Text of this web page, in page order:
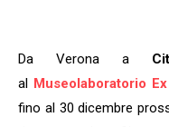
Da Verona a
al Museolaboratorio
fino al 30 dicembre